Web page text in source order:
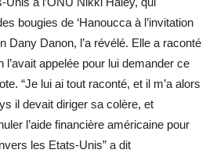
bougies de ‘Hanoucca à l’invitation
Dany Danon, l’a révélé. Elle a raconté
appelée pour lui demander ce
“Je lui ai tout raconté, et il m’a alors
il devait diriger sa colère, et
l’aide financière américaine pour
les Etats-Unis” a dit